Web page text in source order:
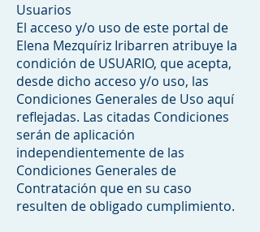
Usuarios
El acceso y/o uso de este portal de
Elena Mezquíriz Iribarren atribuye la
condición de USUARIO, que acepta,
desde dicho acceso y/o uso, las
Condiciones Generales de Uso aquí
reflejadas. Las citadas Condiciones
serán de aplicación
independientemente de las
Condiciones Generales de
Contratación que en su caso
resulten de obligado cumplimiento.